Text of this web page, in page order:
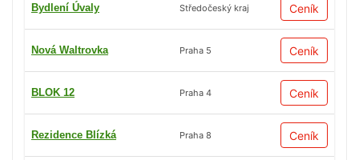
Bydlení Úvaly Středočeský kraj Ceník
Nová Waltrovka Praha 5 Ceník
BLOK 12 Praha 4 Ceník
Rezidence Blízká Praha 8 Ceník